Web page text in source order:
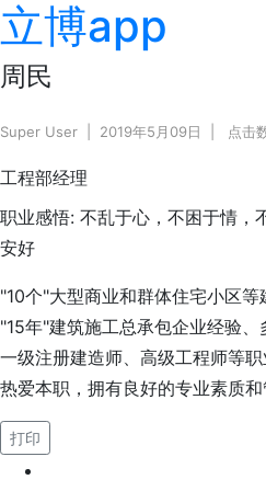
立博app
周民
Super User 2019年5月09日 点击
工程部经理
职业感悟: 不乱于心，不困于情，
安好
"10个"大型商业和群体住宅小区等
"15年"建筑施工总承包企业经验、
一级注册建造师、高级工程师等职
热爱本职，拥有良好的专业素质和
打印